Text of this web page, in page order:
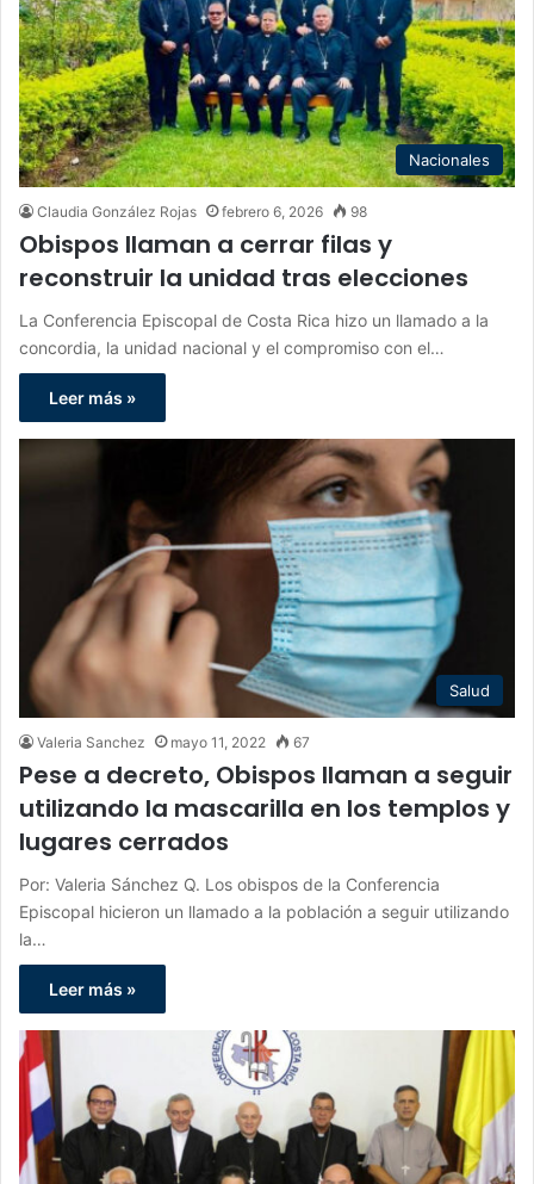
Nacionales
Claudia González Rojas febrero 6, 2026 98
Obispos llaman a cerrar filas y
reconstruir la unidad tras elecciones
La Conferencia Episcopal de Costa Rica hizo un llamado a la
concordia, la unidad nacional y el compromiso con el…
Leer más »
Salud
Valeria Sanchez mayo 11, 2022 67
Pese a decreto, Obispos llaman a seguir
utilizando la mascarilla en los templos y
lugares cerrados
Por: Valeria Sánchez Q. Los obispos de la Conferencia
Episcopal hicieron un llamado a la población a seguir utilizando
la…
Leer más »